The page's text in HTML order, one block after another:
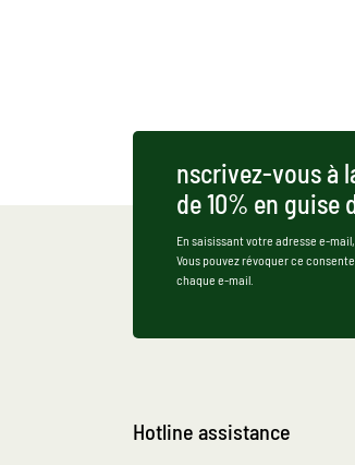
nscrivez-vous à
de 10% en guise
En saisissant votre adresse e-
Vous pouvez révoquer ce
chaque e-mail.
Hotline assistance